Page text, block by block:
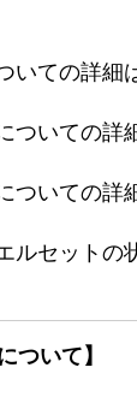
いての詳細
ついての詳
ついての詳
ルセットの
ついて】